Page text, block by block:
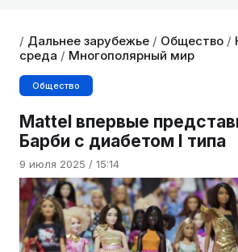
/ Дальнее зарубежье / Общество /
среда / Многополярный мир
Общество
Mattel впервые
Барби с диабетом I типа
9 июля 2025 / 15:14